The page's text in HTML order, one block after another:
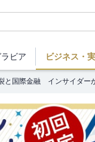
ビア ビジネス ・
と国際金融 インサイダー